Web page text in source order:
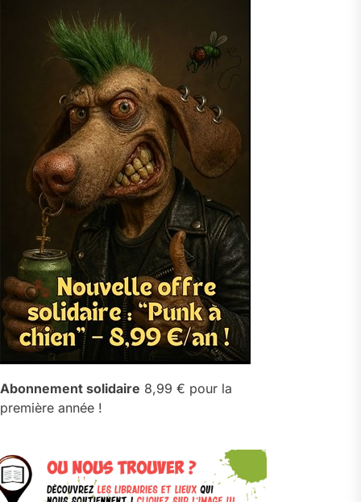
Abonnement solidaire 8,99 € pour la
première année !